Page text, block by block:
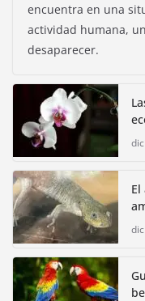
encuentra en una
actividad humana,
desaparecer.